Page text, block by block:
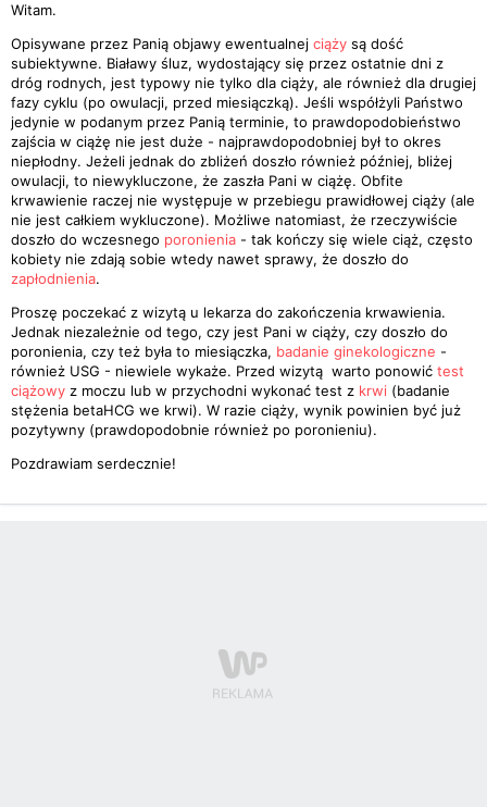
Witam.
Opisywane przez Panią objawy ewentualnej ciąży są dość
subiektywne. Białawy śluz, wydostający się przez ostatnie dni z
dróg rodnych, jest typowy nie tylko dla ciąży, ale również dla drugiej
fazy cyklu (po owulacji, przed miesiączką). Jeśli współżyli Państwo
jedynie w podanym przez Panią terminie, to prawdopodobieństwo
zajścia w ciążę nie jest duże - najprawdopodobniej był to okres
niepłodny. Jeżeli jednak do zbliżeń doszło również później, bliżej
owulacji, to niewykluczone, że zaszła Pani w ciążę. Obfite
krwawienie raczej nie występuje w przebiegu prawidłowej ciąży (ale
nie jest całkiem wykluczone). Możliwe natomiast, że rzeczywiście
doszło do wczesnego poronienia - tak kończy się wiele ciąż, często
kobiety nie zdają sobie wtedy nawet sprawy, że doszło do
zapłodnienia.
Proszę poczekać z wizytą u lekarza do zakończenia krwawienia.
Jednak niezależnie od tego, czy jest Pani w ciąży, czy doszło do
poronienia, czy też była to miesiączka, badanie ginekologiczne -
również USG - niewiele wykaże. Przed wizytą warto ponowić test
ciążowy z moczu lub w przychodni wykonać test z krwi (badanie
stężenia betaHCG we krwi). W razie ciąży, wynik powinien być już
pozytywny (prawdopodobnie również po poronieniu).
Pozdrawiam serdecznie!